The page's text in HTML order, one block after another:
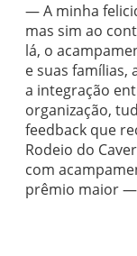
— A minha
mas sim ao
lá, o
e suas famílias,
a integração
organização,
feedback que
Rodeio do
com
prêmio maior —